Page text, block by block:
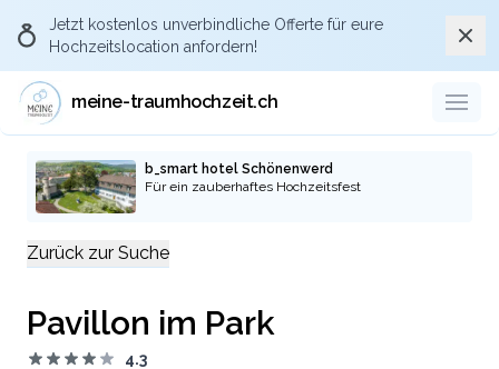
Jetzt kostenlos unverbindliche Offerte für eure
Hochzeitslocation anfordern!
meine-traumhochzeit.ch
b_smart hotel Schönenwerd
Für ein zauberhaftes Hochzeitsfest
Zurück zur Suche
Pavillon im Park
4.3
Über Meine-
traumhochzeit.ch die
passende Hochzeitslocation
anfragen
Durch eure Anfragen über die Plattform
meine-traumhochzeit und die pro-aktive
Kommunikation gegenüber den
ihr via der Plattform meine-traumhochzeit.ch
auf die Location oder Dienstleister